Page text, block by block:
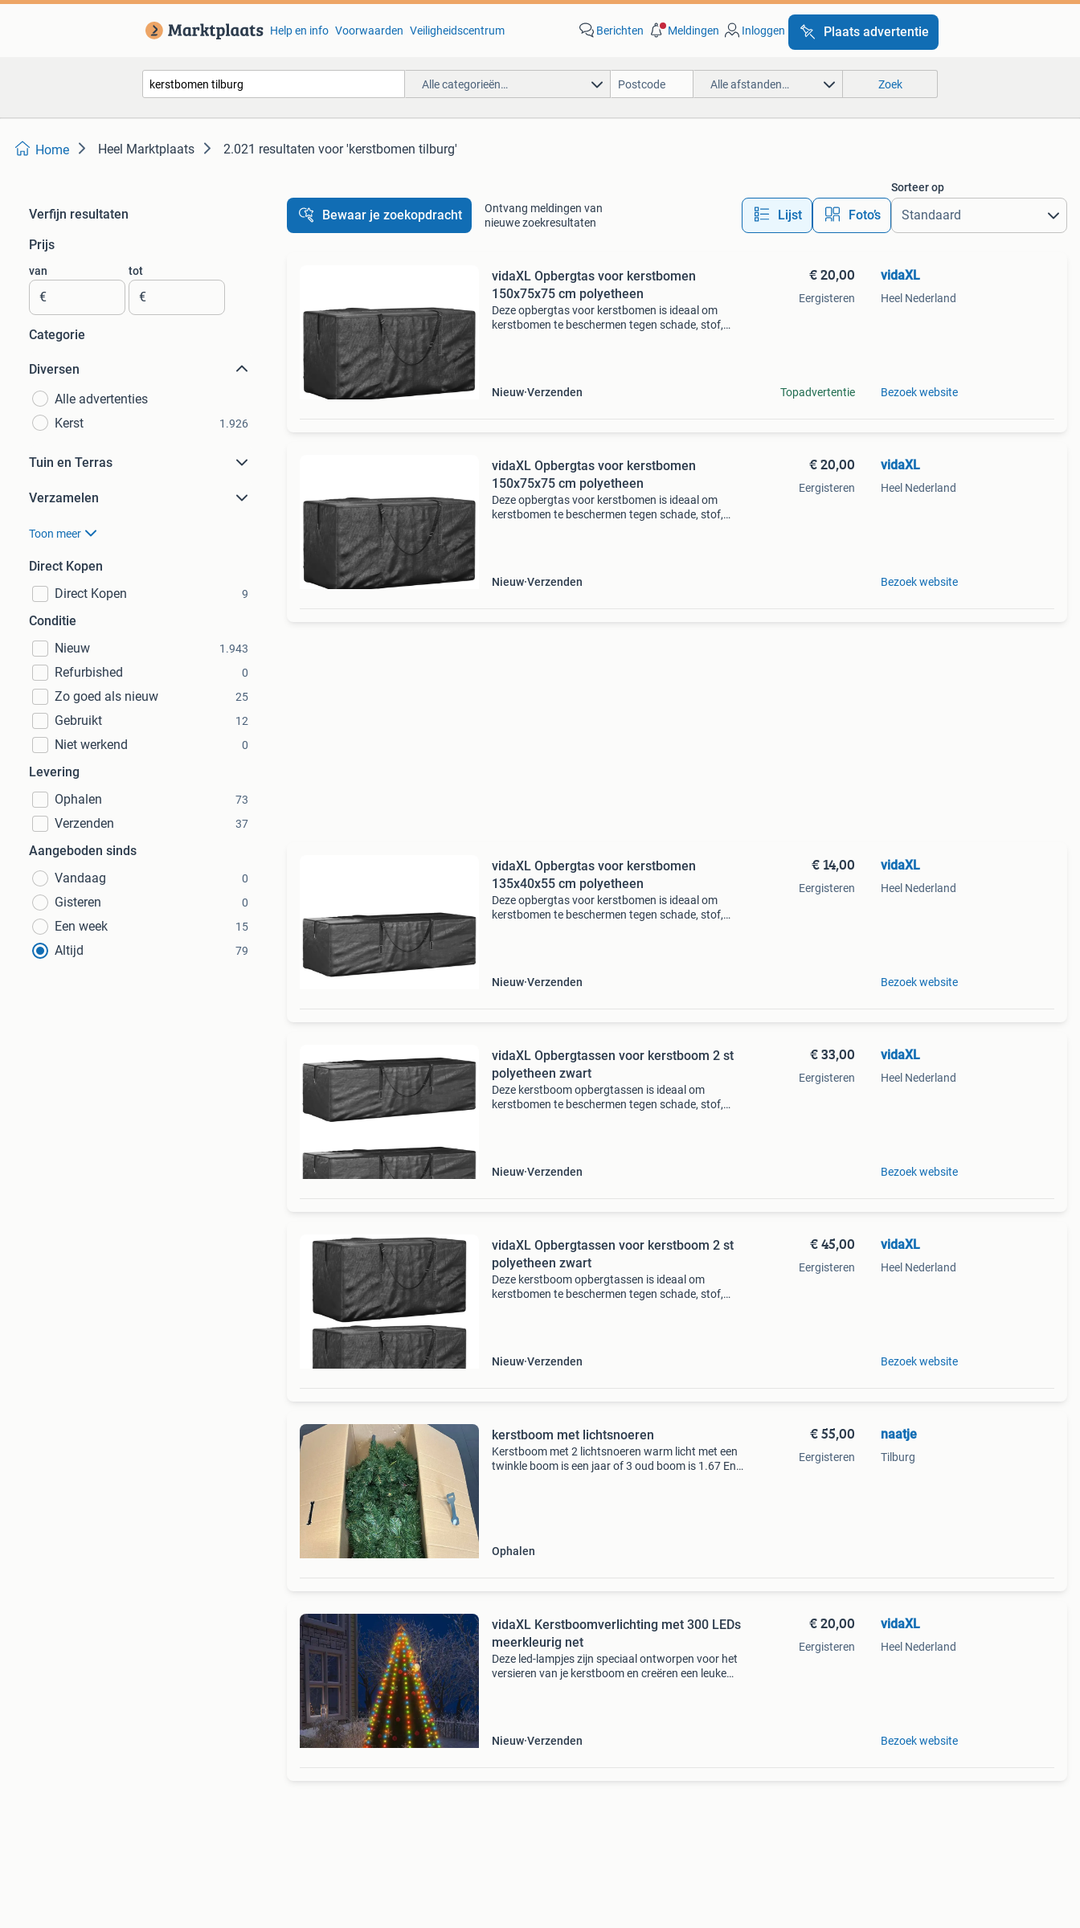
Help en info Voorwaarden Veiligheidscentrum Berichten Meldingen Inloggen Plaats advertentie
Alle categorieën… Alle afstanden… Zoek
Home Heel Marktplaats 2.021 resultaten voor 'kerstbomen tilburg'
Verfijn resultaten
Prijs
van
€
tot
€
Categorie
Diversen
Alle advertenties
Kerst
1.926
Tuin en Terras
Verzamelen
Toon meer
Direct Kopen
Direct Kopen
9
Conditie
Nieuw
1.943
Refurbished 0
Zo goed als nieuw 25
Gebruikt 12
Niet werkend 0
Levering
Ophalen
73
Verzenden 37
Aangeboden sinds
Vandaag
0
Gisteren 0
Een week 15
Altijd 79
Bewaar je zoekopdracht
Ontvang meldingen van
nieuwe zoekresultaten
Lijst Foto’s
Sorteer op
vidaXL Opbergtas voor kerstbomen
150x75x75 cm polyetheen
Deze opbergtas voor kerstbomen is ideaal om
kerstbomen te beschermen tegen schade, stof,
Nieuw Verzenden
€ 20,00
Eergisteren
Topadvertentie
vidaXL
Heel Nederland
Bezoek website
vidaXL Opbergtas voor kerstbomen
150x75x75 cm polyetheen
Deze opbergtas voor kerstbomen is ideaal om
kerstbomen te beschermen tegen schade, stof,
Nieuw Verzenden
€ 20,00
Eergisteren
vidaXL
Heel Nederland
Bezoek website
vidaXL Opbergtas voor kerstbomen
135x40x55 cm polyetheen
Deze opbergtas voor kerstbomen is ideaal om
kerstbomen te beschermen tegen schade, stof,
Nieuw Verzenden
€ 14,00
Eergisteren
vidaXL
Heel Nederland
Bezoek website
vidaXL Opbergtassen voor kerstboom 2 st
polyetheen zwart
Deze kerstboom opbergtassen is ideaal om
kerstbomen te beschermen tegen schade, stof,
Nieuw Verzenden
€ 33,00
Eergisteren
vidaXL
Heel Nederland
Bezoek website
vidaXL Opbergtassen voor kerstboom 2 st
polyetheen zwart
Deze kerstboom opbergtassen is ideaal om
kerstbomen te beschermen tegen schade, stof,
Nieuw Verzenden
€ 45,00
Eergisteren
vidaXL
Heel Nederland
Bezoek website
kerstboom met lichtsnoeren
Kerstboom met 2 lichtsnoeren warm licht met een
twinkle boom is een jaar of 3 oud boom is 1.67 En
Ophalen
€ 55,00
Eergisteren
naatje
Tilburg
vidaXL Kerstboomverlichting met 300 LEDs
meerkleurig net
Deze led-lampjes zijn speciaal ontworpen voor het
versieren van je kerstboom en creëren een leuke
Nieuw Verzenden
€ 20,00
Eergisteren
vidaXL
Heel Nederland
Bezoek website